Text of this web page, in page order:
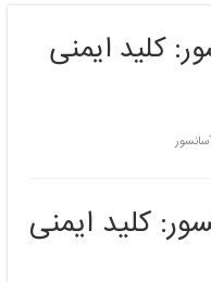
کلید ایمنی
کلید ایمنی